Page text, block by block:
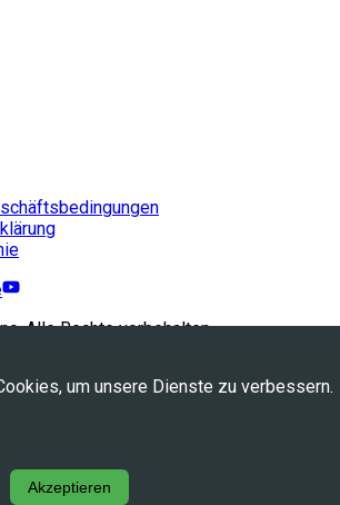
um unsere Dienste zu verbessern.
Akzeptieren
Alle Rechte vorbehalten.